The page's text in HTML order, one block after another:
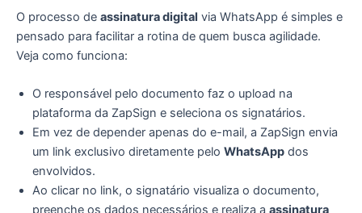
O processo de assinatura digital via WhatsApp é simples e
pensado para facilitar a rotina de quem busca agilidade.
Veja como funciona:
O responsável pelo documento faz o upload na
plataforma da ZapSign e seleciona os signatários.
Em vez de depender apenas do e-mail, a ZapSign envia
um link exclusivo diretamente pelo WhatsApp dos
envolvidos.
Ao clicar no link, o signatário visualiza o documento,
preenche os dados necessários e realiza a assinatura